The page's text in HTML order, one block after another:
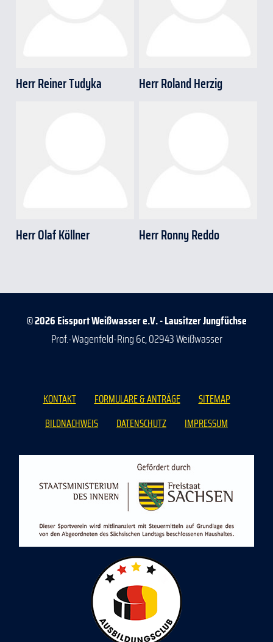
Herr Reiner Tudyka Herr Roland Herzig
Herr Olaf Köllner Herr Ronny Reddo
© 2026 Eissport Weißwasser e.V. - Lausitzer Jungfüchse
Prof.-Wagenfeld-Ring 6c, 02943 Weißwasser
KONTAKT FORMULARE & ANTRÄGE
SITEMAP
BILDNACHWEIS
DATENSCHUTZ IMPRESSUM